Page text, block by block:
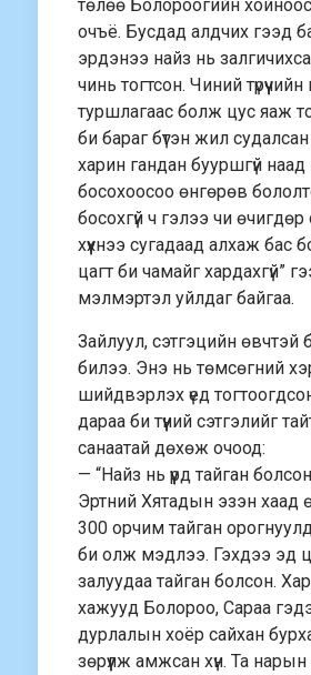
төлөө Болороогийн
очъё. Бусдад алдчих гээд
эрдэнээ найз нь
чинь тогтсон. Чиний
туршлагаас болж цус яаж
би бараг бүтэн жил
харин гандан бууршгүй
босохоосоо өнгөрөв
босохгүй ч гэлээ чи
хүүхнээ сугадаад алхаж бас
цагт би чамайг хардахгүй”
мэлмэртэл уйлдаг байгаа.
Зайлуул, сэтгэцийн
билээ. Энэ нь төмсөгний
шийдвэрлэх үед
дараа би түүний сэтгэлийг
санаатай дөхөж очоод:
— “Найз нь үүрд тайган болсон
Эртний Хятадын эзэн хаад
300 орчим тайган
би олж мэдлээ. Гэхдээ эд
залуудаа тайган болсон.
хажууд Болороо, Сараа
дурлалын хоёр сайхан
зөрүүлж амжсан хүн. Та